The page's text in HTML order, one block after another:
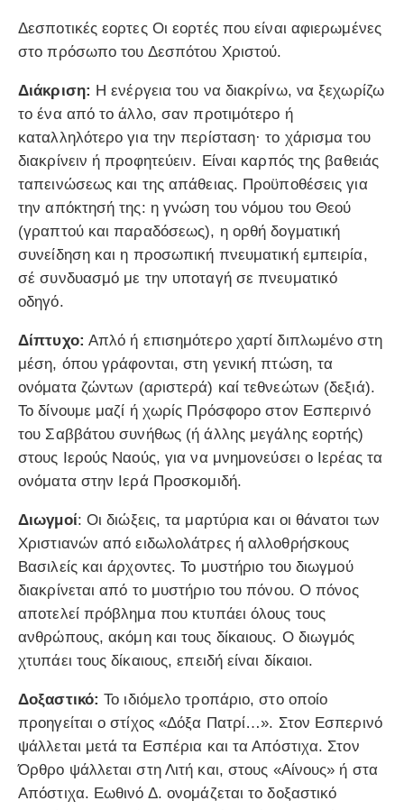
Δεσποτικές εορτες Oι εορτές που είναι αφιερωμένες
στο πρόσωπο του Δεσπότου Χριστού.
Διάκριση: Η ενέργεια του να διακρίνω, να ξεχωρίζω
το ένα από το άλλο, σαν προτιμότερο ή
καταλληλότερο για την περίσταση· το χάρισμα του
διακρίνειν ή προφητεύειν. Είναι καρπός της βαθειάς
ταπεινώσεως και της απάθειας. Προϋποθέσεις για
την απόκτησή της: η γνώση του νόμου του Θεού
(γραπτού και παραδόσεως), η ορθή δογματική
συνείδηση και η προσωπική πνευματική εμπειρία,
σέ συνδυασμό με την υποταγή σε πνευματικό
οδηγό.
Δίπτυχο: Απλό ή επισημότερο χαρτί διπλωμένο στη
μέση, όπου γράφονται, στη γενική πτώση, τα
ονόματα ζώντων (αριστερά) καί τεθνεώτων (δεξιά).
Το δίνουμε μαζί ή χωρίς Πρόσφορο στον Εσπερινό
του Σαββάτου συνήθως (ή άλλης μεγάλης εορτής)
στους Ιερούς Ναούς, για να μνημονεύσει ο Ιερέας τα
ονόματα στην Ιερά Προσκομιδή.
Διωγμοί: Οι διώξεις, τα μαρτύρια και οι θάνατοι των
Χριστιανών από ειδωλολάτρες ή αλλοθρήσκους
Βασιλείς και άρχοντες. Το μυστήριο του διωγμού
διακρίνεται από το μυστήριο του πόνου. Ο πόνος
αποτελεί πρόβλημα που κτυπάει όλους τους
ανθρώπους, ακόμη και τους δίκαιους. Ο διωγμός
χτυπάει τους δίκαιους, επειδή είναι δίκαιοι.
Δοξαστικό: Το ιδιόμελο τροπάριο, στο οποίο
προηγείται o στίχος «Δόξα Πατρί…». Στον Εσπερινό
ψάλλεται μετά τα Εσπέρια και τα Απόστιχα. Στον
Όρθρο ψάλλεται στη Λιτή και, στους «Αίνους» ή στα
Απόστιχα. Εωθινό Δ. ονομάζεται το δοξαστικό